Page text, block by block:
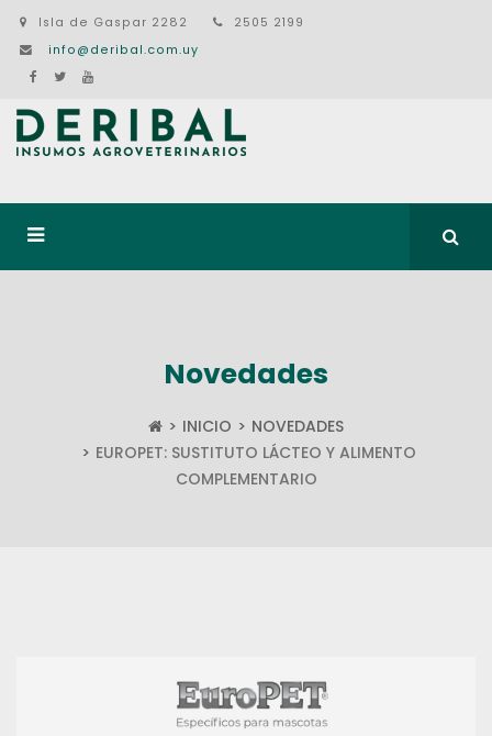
Isla de Gaspar 2282
2505 2199
info@deribal.com.uy
Novedades
INICIO
NOVEDADES
EUROPET: SUSTITUTO LÁCTEO Y ALIMENTO
COMPLEMENTARIO